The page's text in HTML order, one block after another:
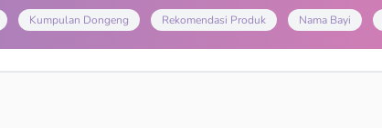
Kumpulan Dongeng Rekomendasi Produk Nama Bayi